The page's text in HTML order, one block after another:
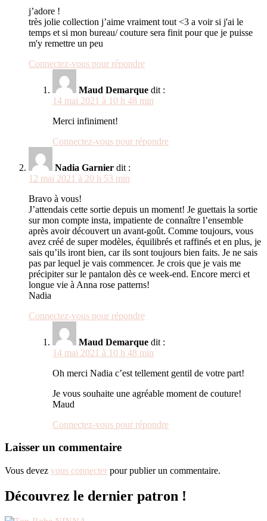
j’adore !
très jolie collection j’aime vraiment tout <3 a voir si j'ai le
temps et si mon bureau/ couture sera finit pour que je puisse
m'y remettre un peu
Connectez-vous pour répondre
Maud Demarque dit :
14 mai 2021 à 10 h 48 min
Merci infiniment!
Connectez-vous pour répondre
Nadia Garnier dit :
12 mai 2021 à 20 h 53 min
Bravo à vous!
J’attendais cette sortie depuis un moment! Je guettais la sortie
sur mon compte insta, impatiente de connaître l’ensemble
après avoir découvert un avant-goût. Comme toujours, vous
avez créé de super modèles, équilibrés et raffinés et en plus, je
sais qu’ils iront bien, car ils sont toujours bien faits. Je ne sais
pas par lequel je vais commencer. Je crois que je vais me
précipiter sur le pantalon dès ce week-end. Encore merci et
longue vie à Anna rose patterns!
Nadia
Connectez-vous pour répondre
Maud Demarque dit :
14 mai 2021 à 10 h 48 min
Oh merci Nadia c’est tellement gentil de votre part!
Je vous souhaite une agréable moment de couture!
Maud
Connectez-vous pour répondre
Laisser un commentaire
Vous devez vous connecter pour publier un commentaire.
Découvrez le dernier patron !